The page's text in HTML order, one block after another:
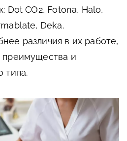
Dot СО2, Fotona, Halo,
Deka.
различия в их работе,
и
типа.